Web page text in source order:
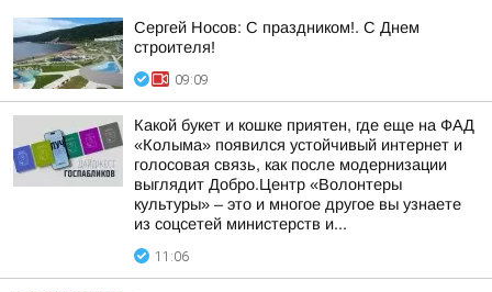
Сергей Носов: С праздником!. С Днем
строителя!
09:09
Какой букет и кошке приятен, где еще на ФАД
«Колыма» появился устойчивый интернет и
голосовая связь, как после модернизации
выглядит Добро.Центр «Волонтеры
культуры» – это и многое другое вы узнаете
из соцсетей министерств и...
11:06